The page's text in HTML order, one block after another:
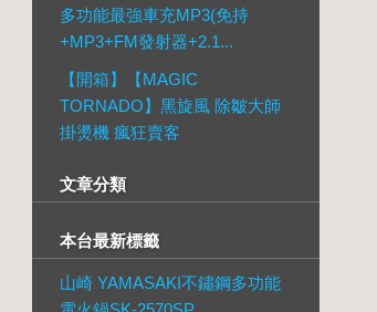
多功能最強車充MP3(免持
+MP3+FM發射器+2.1...
【開箱】【MAGIC
TORNADO】黑旋風 除皺大師
掛燙機 瘋狂賣客
文章分類
本台最新標籤
山崎 YAMASAKI不鏽鋼多功能